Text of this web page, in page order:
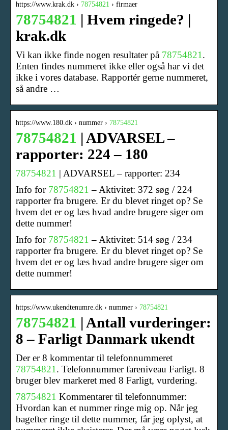
https://www.krak.dk › 78754821 › firmaer
78754821 | Hvem ringede? |
krak.dk
Vi kan ikke finde nogen resultater på 78754821 .
Enten findes nummeret ikke eller også har vi det
ikke i vores database. Rapportér gerne nummeret,
så andre …
https://www.180.dk › nummer › 78754821
78754821 | ADVARSEL –
rapporter: 224 – 180
78754821 | ADVARSEL – rapporter: 234
Info for 78754821 – Aktivitet: 372 søg / 224
rapporter fra brugere. Er du blevet ringet op? Se
hvem det er og læs hvad andre brugere siger om
dette nummer!
Info for 78754821 – Aktivitet: 514 søg / 234
rapporter fra brugere. Er du blevet ringet op? Se
hvem det er og læs hvad andre brugere siger om
dette nummer!
https://www.ukendtenumre.dk › nummer › 78754821
78754821 | Antall vurderinger:
8 – Farligt Danmark ukendt
Der er 8 kommentar til telefonnummeret
78754821 . Telefonnummer fareniveau Farligt. 8
bruger blev markeret med 8 Farligt, vurdering.
78754821 Kommentarer til telefonnummer:
Hvordan kan et nummer ringe mig op. Når jeg
bagefter ringe til dette nummer, får jeg oplyst, at